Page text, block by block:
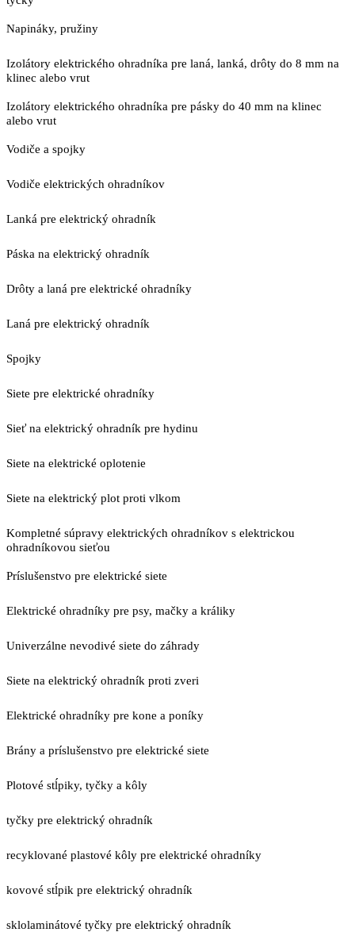
Napináky, pružiny
Izolátory elektrického ohradníka pre laná, lanká, drôty do 8 mm na
klinec alebo vrut
Izolátory elektrického ohradníka pre pásky do 40 mm na klinec
alebo vrut
Vodiče a spojky
Vodiče elektrických ohradníkov
Lanká pre elektrický ohradník
Páska na elektrický ohradník
Drôty a laná pre elektrické ohradníky
Laná pre elektrický ohradník
Spojky
Siete pre elektrické ohradníky
Sieť na elektrický ohradník pre hydinu
Siete na elektrické oplotenie
Siete na elektrický plot proti vlkom
Kompletné súpravy elektrických ohradníkov s elektrickou
ohradníkovou sieťou
Príslušenstvo pre elektrické siete
Elektrické ohradníky pre psy, mačky a králiky
Univerzálne nevodivé siete do záhrady
Siete na elektrický ohradník proti zveri
Elektrické ohradníky pre kone a poníky
Brány a príslušenstvo pre elektrické siete
Plotové stĺpiky, tyčky a kôly
tyčky pre elektrický ohradník
recyklované plastové kôly pre elektrické ohradníky
kovové stĺpik pre elektrický ohradník
sklolaminátové tyčky pre elektrický ohradník